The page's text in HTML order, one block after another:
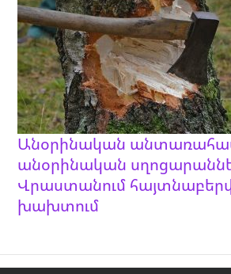
Անօրինական
անօրինական
Վրաստանում
խախտում